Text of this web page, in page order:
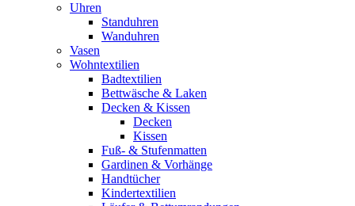
Uhren
Standuhren
Wanduhren
Vasen
Wohntextilien
Badtextilien
Bettwäsche & Laken
Decken & Kissen
Decken
Kissen
Fuß- & Stufenmatten
Gardinen & Vorhänge
Handtücher
Kindertextilien